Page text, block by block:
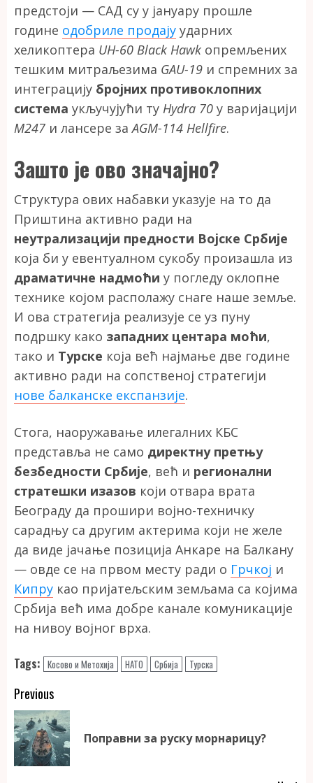
предстоји — САД су у јануару прошле
године одобриле продају ударних
хеликоптера UH-60 Black Hawk опремљених
тешким митраљезима GAU-19 и спремних за
интеграцију бројних противоклопних
система укључујући ту Hydra 70 у варијацији
M247 и лансере заAGM-114 Hellfire.
Зашто је ово значајно?
Структура ових набавки указује на то да
Приштина активно ради на
неутрализацији предности Војске Србије
која би у евентуалном сукобу произашла из
драматичне надмоћи у погледу оклопне
технике којом располажу снаге наше земље.
И ова стратегија реализује се уз пуну
подршку како западних центара моћи,
тако и Турске која већ најмање две године
активно ради на сопственој стратегији
нове балканске експанзије.
Стога, наоружавање илегалних КБС
представља не само директну претњу
безбедности Србије, већ и регионални
стратешки изазов који отвара врата
Београду да прошири војно-техничку
сарадњу са другим актерима који не желе
да виде јачање позиција Анкаре на Балкану
— овде се на првом месту ради о Грчкој и
Кипру као пријатељским земљама са којима
Србија већ има добре канале комуникације
на нивоу војног врха.
Tags: Косово и Метохија НАТО Србија Турска
Continue
Reading
Previous
Поправни за руску морнарицу?